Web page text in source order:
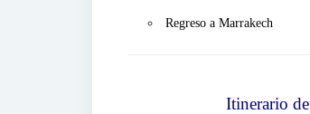
Regreso a Marrakech
Itinerario